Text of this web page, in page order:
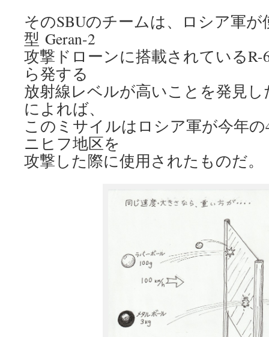
そのSBUのチームは、ロシア軍
型 Geran-2
攻撃ドローンに搭載されている
ら発する
放射線レベルが高いことを発見
によれば、
このミサイルはロシア軍が今年
ニヒフ地区を
攻撃した際に使用されたものだ。